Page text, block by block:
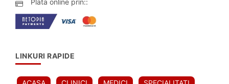
Plata online prin::
LINKURI RAPIDE